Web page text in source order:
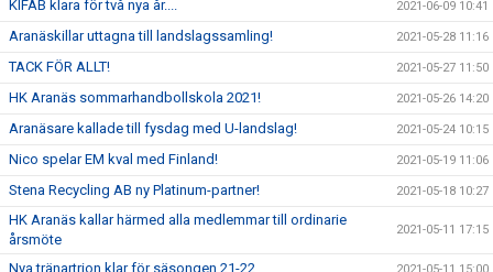
KIFAB klara för två nya år.... 2021-06-09 10:41
Aranäskillar uttagna till landslagssamling! 2021-05-28 11:16
TACK FÖR ALLT! 2021-05-27 11:50
HK Aranäs sommarhandbollskola 2021! 2021-05-26 14:20
Aranäsare kallade till fysdag med U-landslag! 2021-05-24 10:15
Nico spelar EM kval med Finland! 2021-05-19 11:06
Stena Recycling AB ny Platinum-partner! 2021-05-18 10:27
HK Aranäs kallar härmed alla medlemmar till ordinarie
årsmöte
2021-05-11 17:15
Nya tränartrion klar för säsongen 21-22